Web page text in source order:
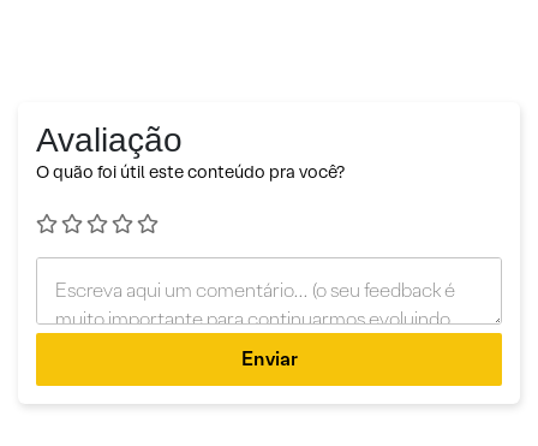
Avaliação
O quão foi útil este conteúdo pra você?
Enviar